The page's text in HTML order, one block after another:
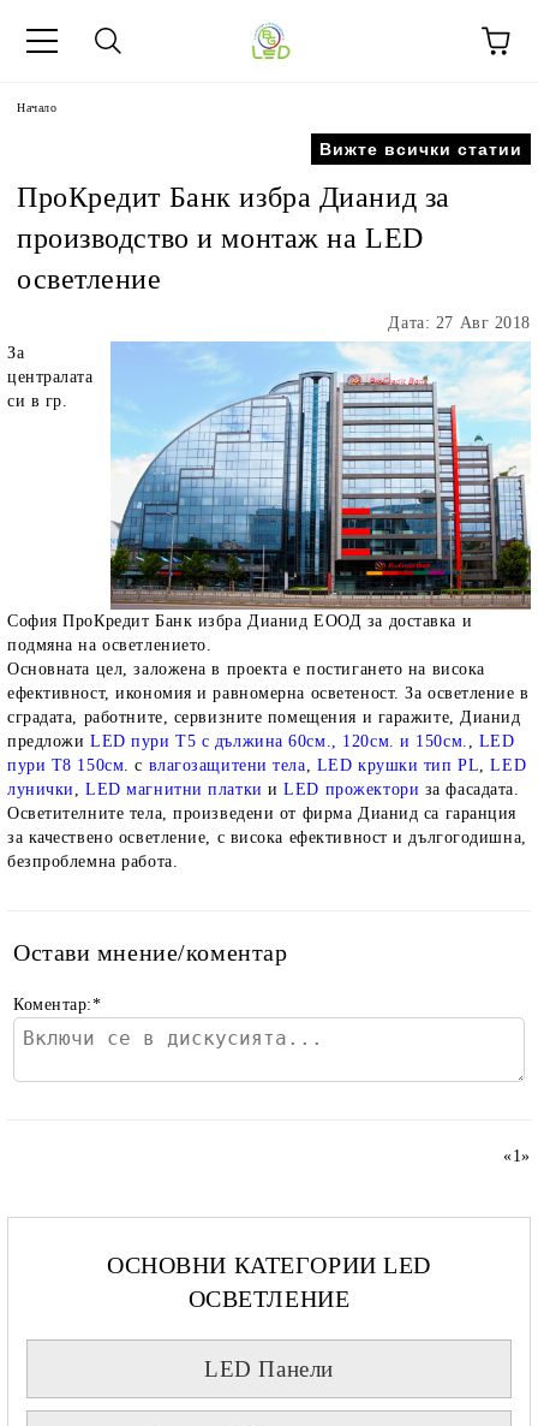
Начало
Вижте всички статии
ПроКредит Банк избра Дианид за
производство и монтаж на LED
осветление
Дата: 27 Авг 2018
За
централата
си в гр.
София ПроКредит Банк избра Дианид ЕООД за доставка и
подмяна на осветлението.
Основната цел, заложена в проекта е постигането на висока
ефективност, икономия и равномерна осветеност. За осветление в
сградата, работните, сервизните помещения и гаражите, Дианид
предложиLED пури Т5 с дължина 60см., 120см. и 150см. , LED
пури Т8 150см. с влагозащитени тела, LED крушки тип PL,LED
лунички ,LED магнитни платки иLED прожектори за фасадата.
Осветителните тела, произведени от фирма Дианид са гаранция
за качествено осветление, с висока ефективност и дългогодишна,
безпроблемна работа.
Остави мнение/коментар
Коментар:*
«1»
ОСНОВНИ КАТЕГОРИИ LED
ОСВЕТЛЕНИЕ
LED Панели